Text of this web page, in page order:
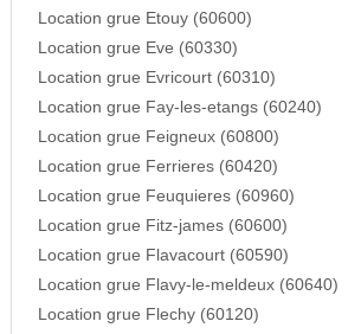
Location grue Etouy (60600)
Location grue Eve (60330)
Location grue Evricourt (60310)
Location grue Fay-les-etangs (60240)
Location grue Feigneux (60800)
Location grue Ferrieres (60420)
Location grue Feuquieres (60960)
Location grue Fitz-james (60600)
Location grue Flavacourt (60590)
Location grue Flavy-le-meldeux (60640)
Location grue Flechy (60120)